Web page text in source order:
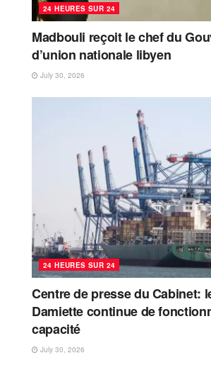
24 HEURES SUR 24
Madbouli reçoit le chef du
d’union nationale libyen
July 30, 2026
24 HEURES SUR 24
Centre de presse du Cabinet:
Damiette continue de
capacité
July 30, 2026